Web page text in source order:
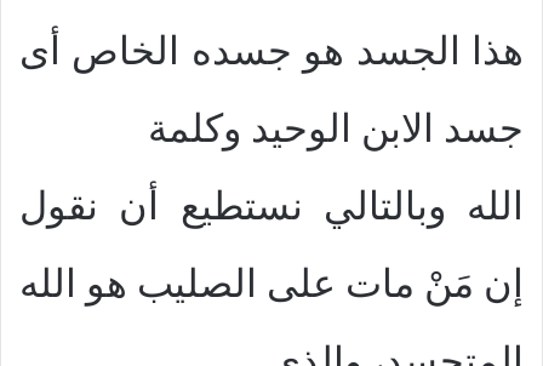
هذا الجسد هو جسده الخاص أى
جسد الابن الوحيد وكلمة
الله وبالتالي نستطيع أن نقول
إن مَنْ مات على الصليب هو الله